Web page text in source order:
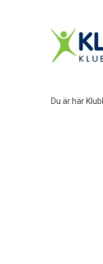
Du är här